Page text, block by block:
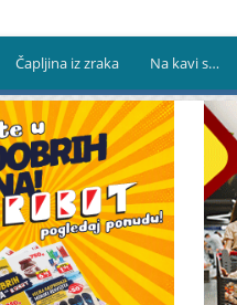
Čapljina iz zraka Na kavi s…